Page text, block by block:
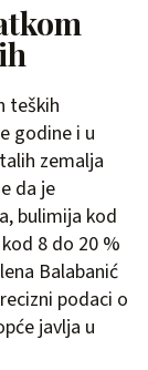
teških
godine i u
zemalja
da je
bulimija kod
8 do 20 %
Balabanić
podaci o
javlja u